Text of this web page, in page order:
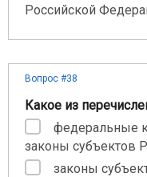
Российской
Вопрос #38
Какое из
федеральные
законы субъектов
законы